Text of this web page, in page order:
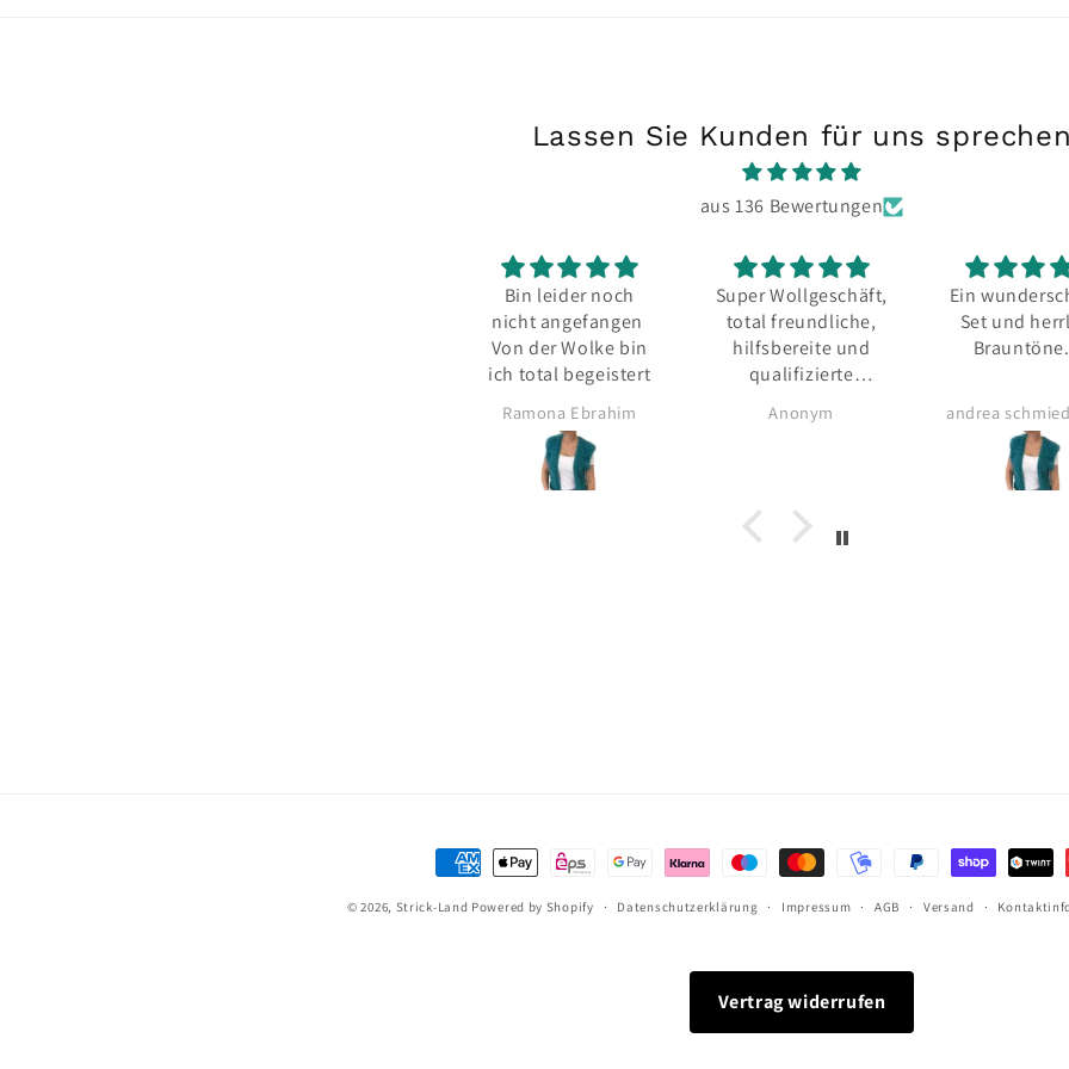
Lassen Sie Kunden für uns sprechen
aus 136 Bewertungen
Bin leider noch
nicht angefangen
Von der Wolke bin
ich total begeistert
Ramona Ebrahim
Super Wollgeschäft,
total freundliche,
hilfsbereite und
qualifizierte
Mitarbeiter mit so
ein Geschäft gibt.
Anonym
Ein
Set und
Zahlungsmethoden
© 2026, Strick-Land Powered by Shopify Datenschutzerklärung Impressum AGB Versand
Vertrag widerrufen